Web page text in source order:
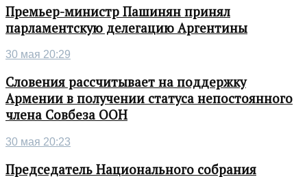
Премьер-министр Пашинян принял
парламентскую делегацию Аргентины
30 мая 20:29
Словения рассчитывает на поддержку
Армении в получении статуса непостоянного
члена Совбеза ООН
30 мая 20:23
Председатель Национального собрания